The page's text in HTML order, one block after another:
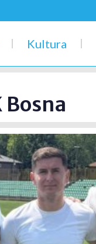
Kultura